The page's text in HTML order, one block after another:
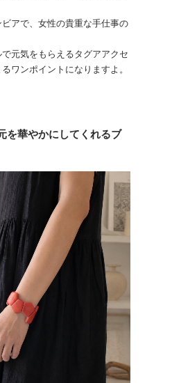
アで、女性の貴重な手仕事の
元気をもらえるタグアアクセ
ワンポイントになりますよ。
を華やかにしてくれるブ